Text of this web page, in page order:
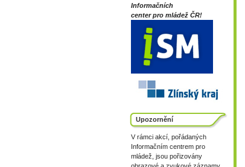
Informačních
center pro mládež ČR!
Upozornění
V rámci akcí, pořádaných
Informačním centrem pro
mládež, jsou pořizovány